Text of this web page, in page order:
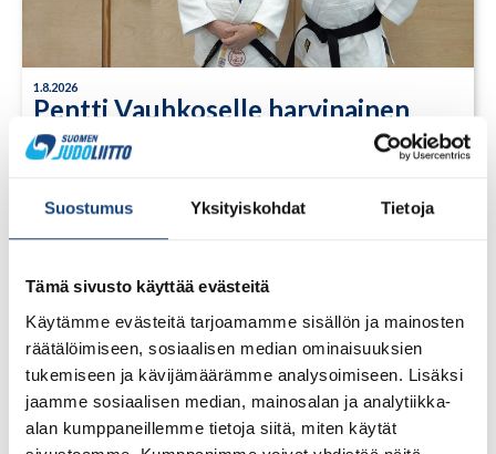
Suostumus Yksityiskohdat Tietoja
Tämä sivusto käyttää evästeitä
Käytämme evästeitä tarjoamamme sisällön ja mainosten
räätälöimiseen, sosiaalisen median ominaisuuksien
tukemiseen ja kävijämäärämme analysoimiseen. Lisäksi
jaamme sosiaalisen median, mainosalan ja analytiikka-
alan kumppaneillemme tietoja siitä, miten käytät
1.8.2026
Pentti Vauhkoselle harvinainen
huomionosoitus